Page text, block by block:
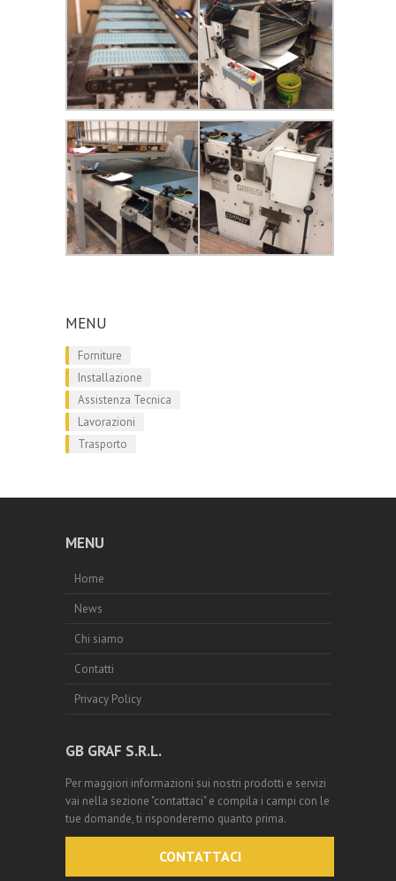
MENU
Forniture
Installazione
Assistenza Tecnica
Lavorazioni
Trasporto
MENU
Home
News
Chi siamo
Contatti
Privacy Policy
GB GRAF S.R.L.
Per maggiori informazioni sui nostri prodotti e servizi
vai nella sezione "contattaci" e compila i campi con le
tue domande, ti risponderemo quanto prima.
CONTATTACI